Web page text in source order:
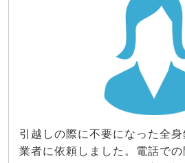
引越しの際に不要になった全身
業者に依頼しました。電話で